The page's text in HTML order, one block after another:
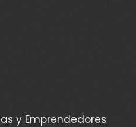
y Emprendedores